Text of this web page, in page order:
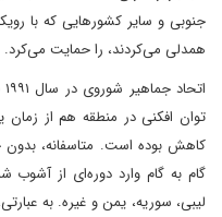
جنوبی و سایر کشورهایی که با
همدلی می‌کردند، را حمایت می‌کرد.
کاهش بوده است. متاسفانه، بدون
گام به گام وارد دوره‌ای از آشوب
لیبی، سوریه، یمن و غیره. به